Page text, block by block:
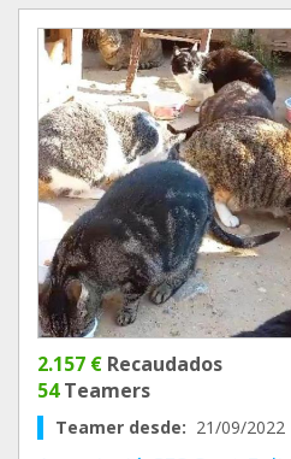
2.157 € Recaudados
54Teamers
Teamer desde: 21/09/2022